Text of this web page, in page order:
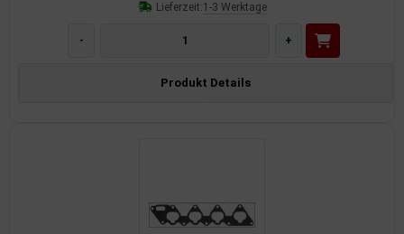
Lieferzeit:1-3 Werktage
- +
Produkt Details